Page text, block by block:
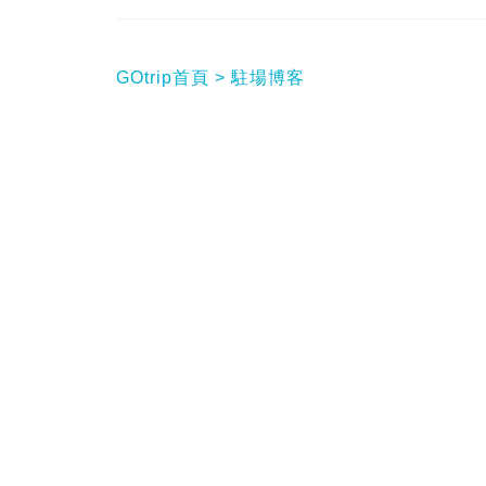
GOtrip首頁 駐場博客